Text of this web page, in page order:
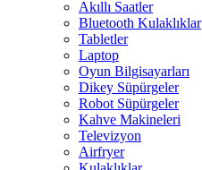
Akıllı Saatler
Bluetooth Kulaklıklar
Tabletler
Laptop
Oyun Bilgisayarları
Dikey Süpürgeler
Robot Süpürgeler
Kahve Makineleri
Televizyon
Airfryer